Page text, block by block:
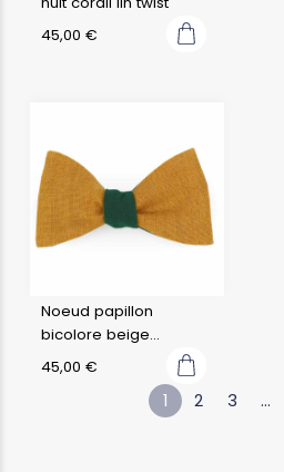
45,00 €
Noeud papillon
bicolore beige
caramel en lin et vert
sapin
45,00 €
1 2 3 …